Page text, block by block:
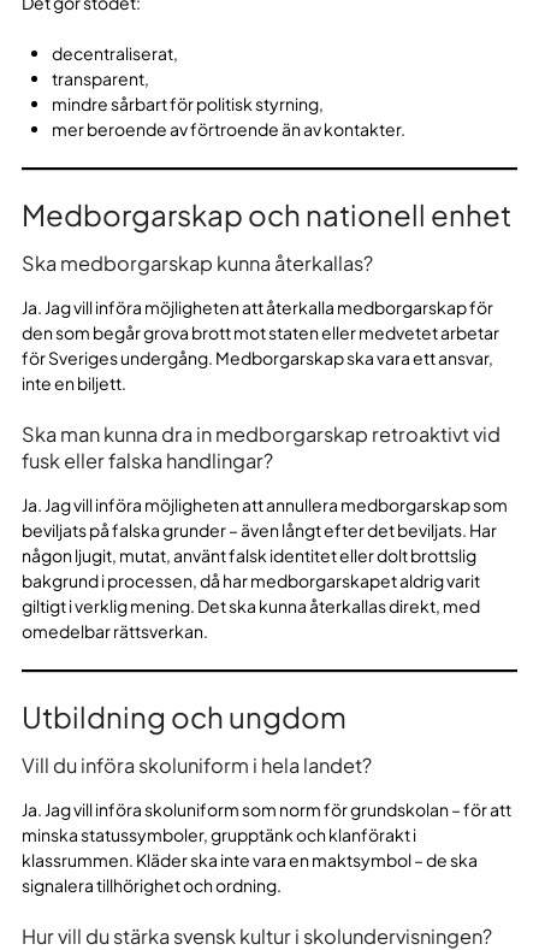
decentraliserat,
transparent,
mindre sårbart för politisk styrning,
mer beroende av förtroende än av kontakter.
Medborgarskap och nationell enhet
Ska medborgarskap kunna återkallas?
Ja. Jag vill införa möjligheten att återkalla medborgarskap för
den som begår grova brott mot staten eller medvetet arbetar
för Sveriges undergång. Medborgarskap ska vara ett ansvar,
inte en biljett.
Ska man kunna dra in medborgarskap retroaktivt vid
fusk eller falska handlingar?
Ja. Jag vill införa möjligheten att annullera medborgarskap som
beviljats på falska grunder – även långt efter det beviljats. Har
någon ljugit, mutat, använt falsk identitet eller dolt brottslig
bakgrund i processen, då har medborgarskapet aldrig varit
giltigt i verklig mening. Det ska kunna återkallas direkt, med
omedelbar rättsverkan.
Utbildning och ungdom
Vill du införa skoluniform i hela landet?
Ja. Jag vill införa skoluniform som norm för grundskolan – för att
minska statussymboler, grupptänk och klanförakt i
klassrummen. Kläder ska inte vara en maktsymbol – de ska
signalera tillhörighet och ordning.
Hur vill du stärka svensk kultur i skolundervisningen?